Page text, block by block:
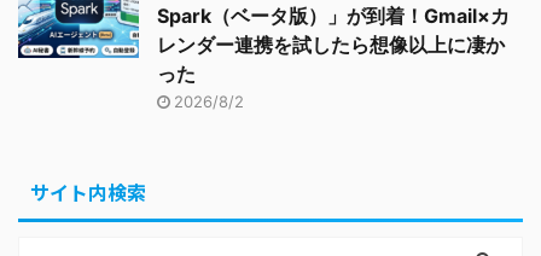
Spark（ベータ版）」が到着！Gmail×カ
レンダー連携を試したら想像以上に凄か
った
2026/8/2
サイト内検索